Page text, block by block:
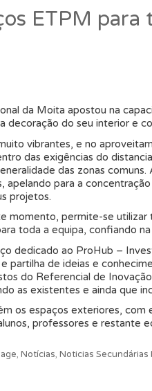
ETPM para
da Moita apostou na
decoração do seu interior e
vibrantes, e no
das exigências do
das zonas
apelando para a
projetos.
momento, permite-se
toda a equipa, confiando
dedicado ao ProHub –
partilha de ideias e
do Referencial de
as existentes e ainda que
os espaços exteriores, com
professores e restante
,Notícias,Noticias Secundárias